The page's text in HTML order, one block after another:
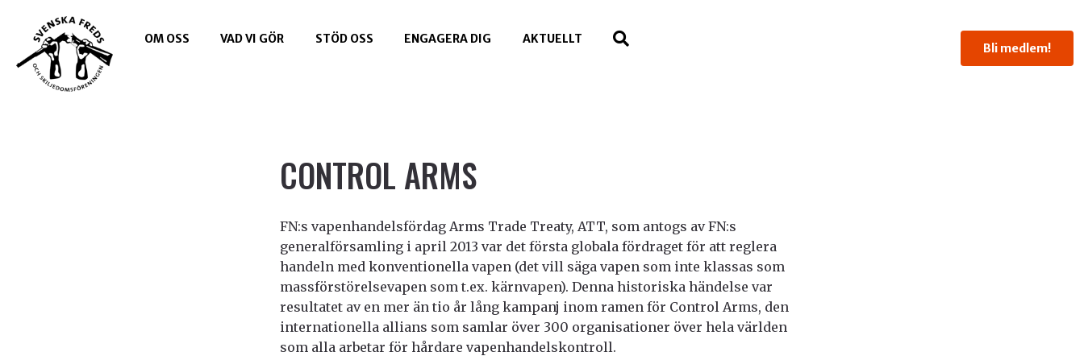
OM OSS VAD VI GÖR STÖD OSS ENGAGERA DIG AKTUELLT
Bli medlem!
CONTROL ARMS
FN:s vapenhandelsfördag Arms Trade Treaty, ATT, som antogs av FN:s
generalförsamling i april 2013 var det första globala fördraget för att reglera
handeln med konventionella vapen (det vill säga vapen som inte klassas som
massförstörelsevapen som t.ex. kärnvapen). Denna historiska händelse var
resultatet av en mer än tio år lång kampanj inom ramen för Control Arms, den
internationella allians som samlar över 300 organisationer över hela världen
som alla arbetar för hårdare vapenhandelskontroll.